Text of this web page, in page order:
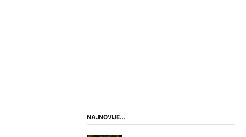
NAJNOVIJE...